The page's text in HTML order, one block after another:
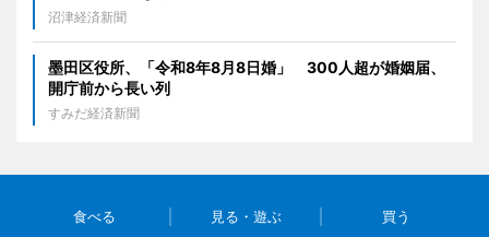
沼津経済新聞
墨田区役所、「令和8年8月8日婚」 300人超が婚姻届、
開庁前から長い列
すみだ経済新聞
食べる 見る・遊ぶ 買う